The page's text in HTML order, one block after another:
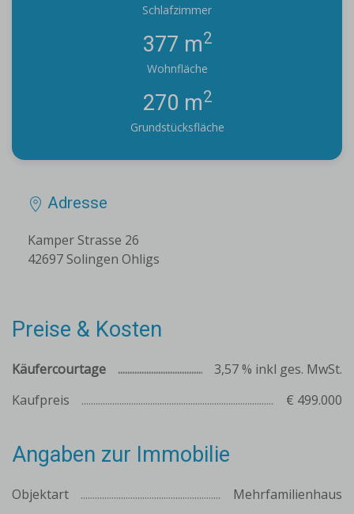
Schlafzimmer
377 m2
Wohnfläche
270 m2
Grundstücksfläche
Adresse
Kamper Strasse 26
42697 Solingen Ohligs
Preise & Kosten
Käufercourtage
3,57 % inkl ges. MwSt.
Kaufpreis
€ 499.000
Angaben zur Immobilie
Objektart
Mehrfamilienhaus